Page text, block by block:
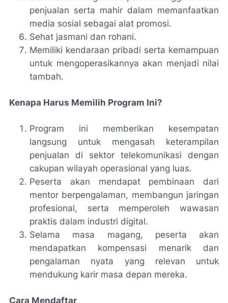
penjualan serta mahir dalam memanfaatkan
media sosial sebagai alat promosi.
Sehat jasmani dan rohani.
Memiliki kendaraan pribadi serta kemampuan
untuk mengoperasikannya akan menjadi nilai
tambah.
Kenapa Harus Memilih Program Ini?
Program ini memberikan kesempatan
langsung untuk mengasah keterampilan
penjualan di sektor telekomunikasi dengan
cakupan wilayah operasional yang luas.
Peserta akan mendapat pembinaan dari
mentor berpengalaman, membangun jaringan
profesional, serta memperoleh wawasan
praktis dalam industri digital.
Selama masa magang, peserta akan
mendapatkan kompensasi menarik dan
pengalaman nyata yang relevan untuk
mendukung karir masa depan mereka.
Cara Mendaftar